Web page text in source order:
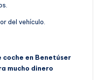
del vehículo.
coche en Benetúser
mucho dinero